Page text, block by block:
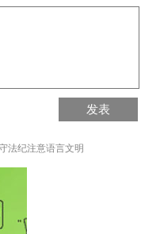
发表
法纪注意语言文明